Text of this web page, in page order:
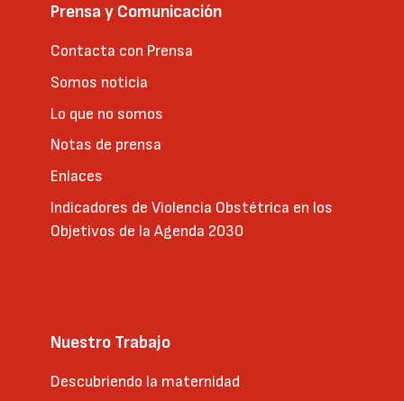
Prensa y Comunicación
Contacta con Prensa
Somos noticia
Lo que no somos
Notas de prensa
Enlaces
Indicadores de Violencia Obstétrica en los
Objetivos de la Agenda 2030
Nuestro Trabajo
Descubriendo la maternidad